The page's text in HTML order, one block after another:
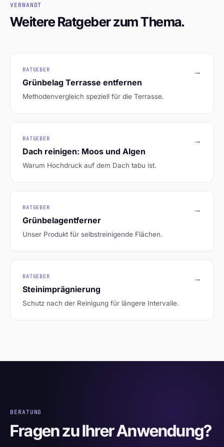
VERWANDT
Weitere Ratgeber zum Thema.
RATGEBER
Grünbelag Terrasse entfernen
Methodenvergleich speziell für die Terrasse.
→
RATGEBER
Dach reinigen: Moos und Algen
Warum Hochdruck auf dem Dach tabu ist.
→
RATGEBER
Grünbelagentferner
Unser Produkt für selbstreinigende Flächen.
→
RATGEBER
Steinimprägnierung
Schutz nach der Reinigung für längere Intervalle.
→
BERATUNG
Fragen zu Ihrer Anwendung?